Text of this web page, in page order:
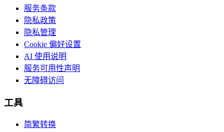
服务条款
隐私政策
隐私管理
Cookie 偏好设置
AI 使用说明
服务可用性声明
无障碍访问
工具
简繁转换